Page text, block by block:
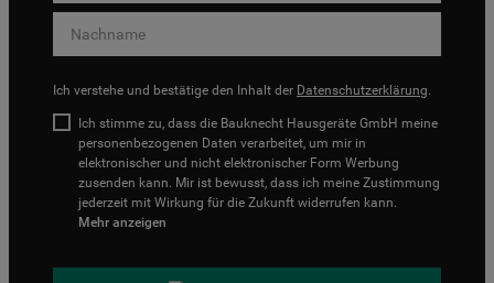
Ich verstehe und bestätige den Inhalt der Datenschutzerklärung.
Ich stimme zu, dass die Bauknecht Hausgeräte GmbH meine
personenbezogenen Daten verarbeitet, um mir in
elektronischer und nicht elektronischer Form Werbung
zusenden kann. Mir ist bewusst, dass ich meine Zustimmung
jederzeit mit Wirkung für die Zukunft widerrufen kann.
Mehr anzeigen